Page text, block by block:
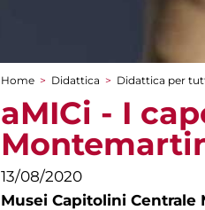
Tu sei qui
Home > Didattica > Didattica per
aMICi - I
13/08/2020
Musei Capitolini